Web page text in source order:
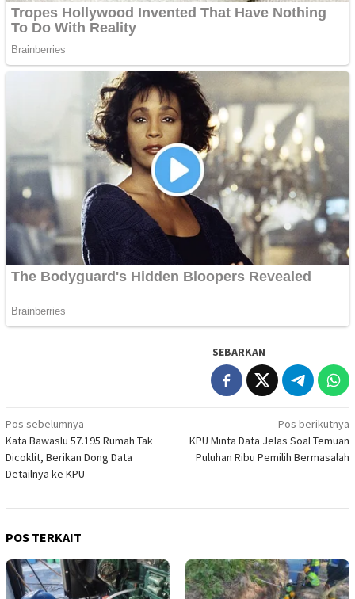
SEBARKAN
Navigasi
pos
Pos sebelumnya
Kata Bawaslu 57.195 Rumah Tak
Dicoklit, Berikan Dong Data
Detailnya ke KPU
Pos berikutnya
KPU Minta Data Jelas Soal Temuan
Puluhan Ribu Pemilih Bermasalah
POS TERKAIT